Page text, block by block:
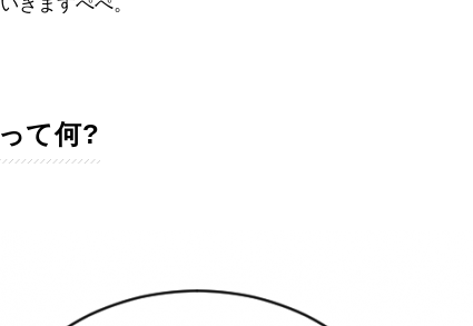
て何?